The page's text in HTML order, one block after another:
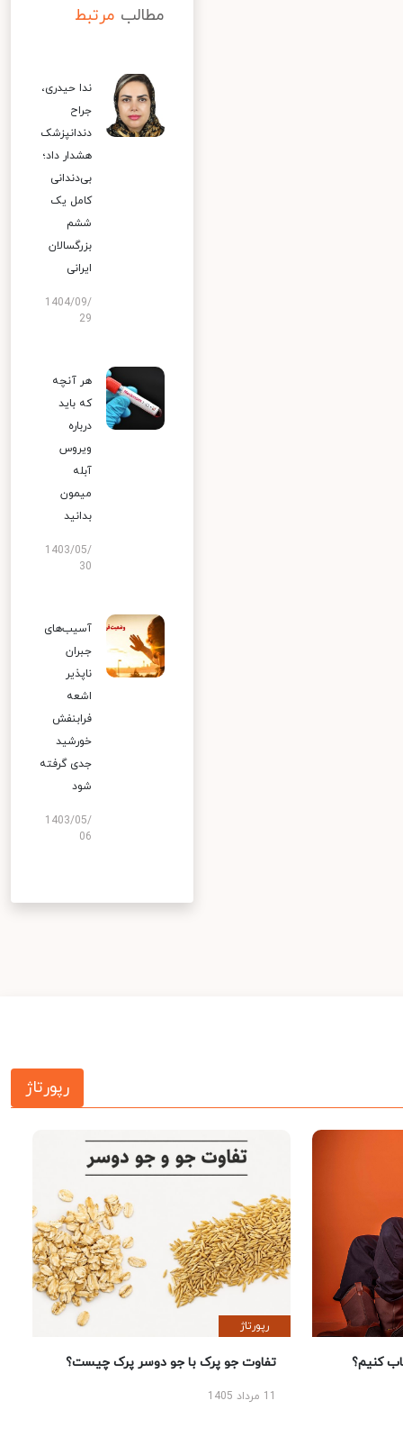
مطالب مرتبط
ندا حیدری،
جراح
دندانپزشک
هشدار داد؛
بی‌دندانی
کامل یک
ششم
بزرگسالان
ایرانی
1404/09/
29
هر آنچه
که باید
درباره
ویروس
آبله
میمون
بدانید
1403/05/
30
آسیب‌های
جبران
ناپذیر
اشعه
فرابنفش
خورشید
جدی گرفته
شود
1403/05/
06
رپورتاژ
کنیم؟
رپورتاژ
تفاوت جو پرک با جو دوسر پرک چیست؟